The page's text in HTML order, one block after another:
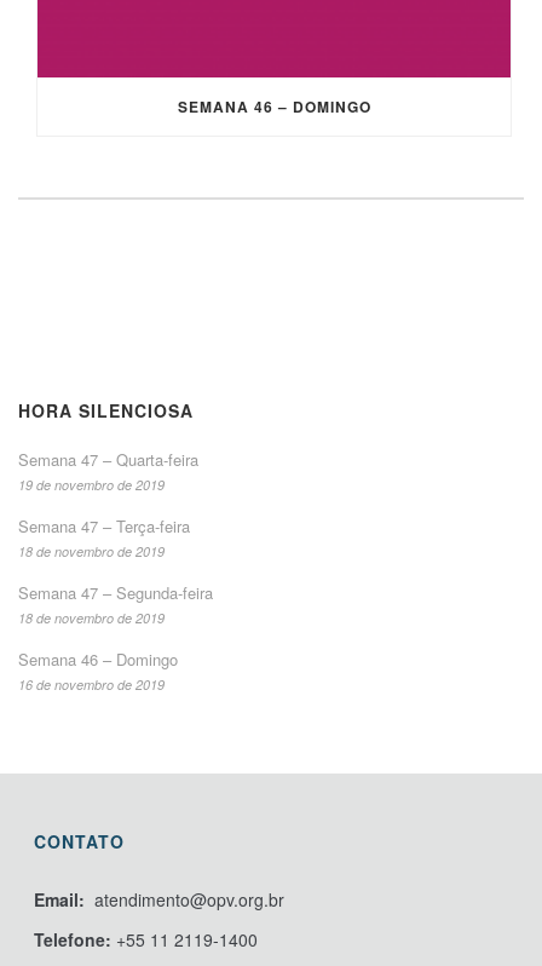
SEMANA 46 – DOMINGO
HORA SILENCIOSA
Semana 47 – Quarta-feira
19 de novembro de 2019
Semana 47 – Terça-feira
18 de novembro de 2019
Semana 47 – Segunda-feira
18 de novembro de 2019
Semana 46 – Domingo
16 de novembro de 2019
CONTATO
Email: atendimento@opv.org.br
Telefone: +55 11 2119-1400